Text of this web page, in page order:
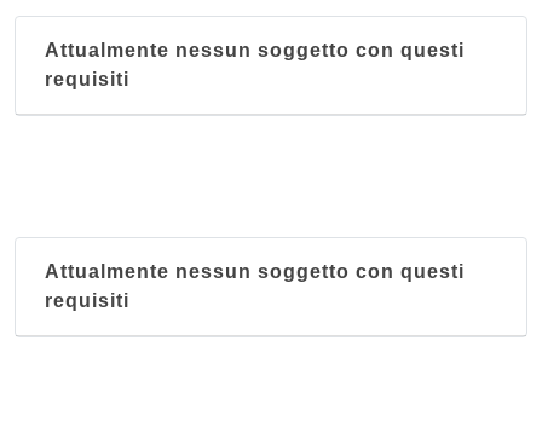
Attualmente nessun soggetto con questi
requisiti
Attualmente nessun soggetto con questi
requisiti